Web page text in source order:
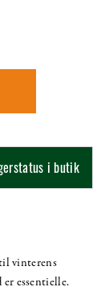
i butik
vinterens
essentielle.